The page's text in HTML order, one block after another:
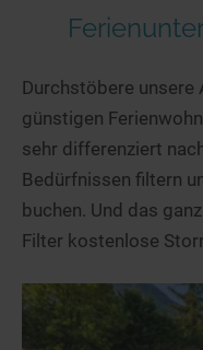
Durchstöbere unsere
günstigen
sehr differenziert
Bedürfnissen filtern
buchen. Und das
Filter kostenlose